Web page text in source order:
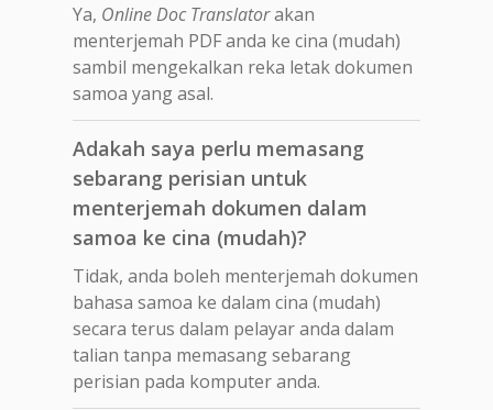
Ya, Online Doc Translatorakan
menterjemah PDF anda ke cina (mudah)
sambil mengekalkan reka letak dokumen
samoa yang asal.
Adakah saya perlu memasang
sebarang perisian untuk
menterjemah dokumen dalam
samoa ke cina (mudah)?
Tidak, anda boleh menterjemah dokumen
bahasa samoa ke dalam cina (mudah)
secara terus dalam pelayar anda dalam
talian tanpa memasang sebarang
perisian pada komputer anda.